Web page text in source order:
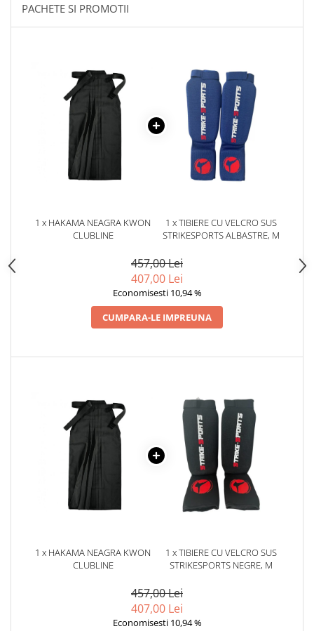
Dresuri/Echipament
Accesorii Lupte/Wrestling
Suprafete de Lupta/Antrenament
Dotari Sala/Dojo
Proteine & Aminoacizi
Suplimente pt Masa Musculara
PRE-Workout
Creatina
Vitamine/Minerale
PACHETE SI PROMOTII
1 x HAKAMA NEAGRA KWON
CLUBLINE
1 x TIBIERE CU VELCRO SUS
STRIKESPORTS ALBASTRE, M
457,00 Lei
407,00 Lei
Economisesti 10,94 %
CUMPARA-LE IMPREUNA
1 x HAKAMA NEAGRA KWON
CLUBLINE
1 x TIBIERE CU VELCRO SUS
STRIKESPORTS NEGRE, M
457,00 Lei
407,00 Lei
Economisesti 10,94 %